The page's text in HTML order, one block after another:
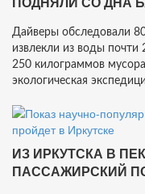
ПОДНЯЛИ СО ДНА
Дайверы обследовали
извлекли из воды
250 килограммов
экологическая
ИЗ ИРКУТСКА В
ПАССАЖИРСКИЙ